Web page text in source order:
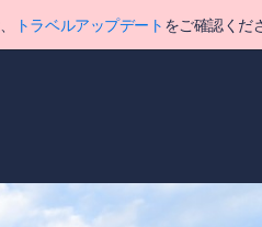
トラベルアップデート をご確認くだ